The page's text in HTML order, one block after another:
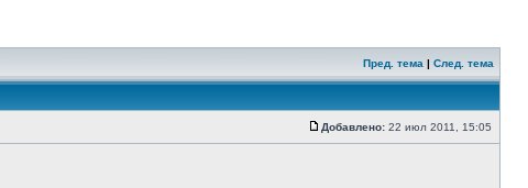
Пред. тема | След. тема
Добавлено: 22 июл 2011, 15:05